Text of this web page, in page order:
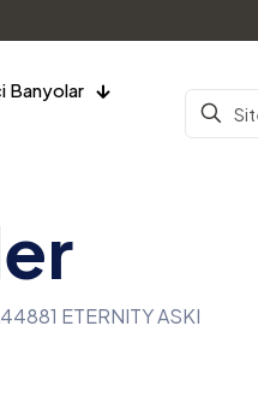
Banyolar
ETERNITY ASKI